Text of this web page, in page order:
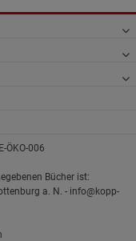
ÖKO-006
Bücher ist:
a. N. - info@kopp-